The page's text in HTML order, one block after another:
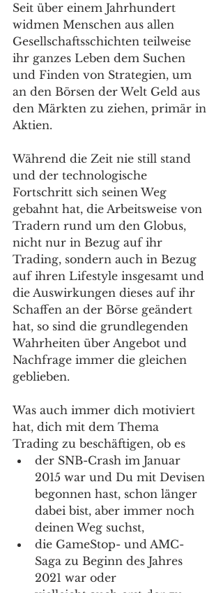
Seit über einem Jahrhundert
widmen Menschen aus allen
Gesellschaftsschichten teilweise
ihr ganzes Leben dem Suchen
und Finden von Strategien, um
an den Börsen der Welt Geld aus
den Märkten zu ziehen, primär in
Aktien.
Während die Zeit nie still stand
und der technologische
Fortschritt sich seinen Weg
gebahnt hat, die Arbeitsweise von
Tradern rund um den Globus,
nicht nur in Bezug auf ihr
Trading, sondern auch in Bezug
auf ihren Lifestyle insgesamt und
die Auswirkungen dieses auf ihr
Schaffen an der Börse geändert
hat, so sind die grundlegenden
Wahrheiten über Angebot und
Nachfrage immer die gleichen
geblieben.
Was auch immer dich motiviert
hat, dich mit dem Thema
Trading zu beschäftigen, ob es
der SNB-Crash im Januar
2015 war und Du mit Devisen
begonnen hast, schon länger
dabei bist, aber immer noch
deinen Weg suchst,
die GameStop- und AMC-
Saga zu Beginn des Jahres
2021 war oder